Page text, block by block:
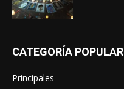
CATEGORÍA POPULAR
Principales